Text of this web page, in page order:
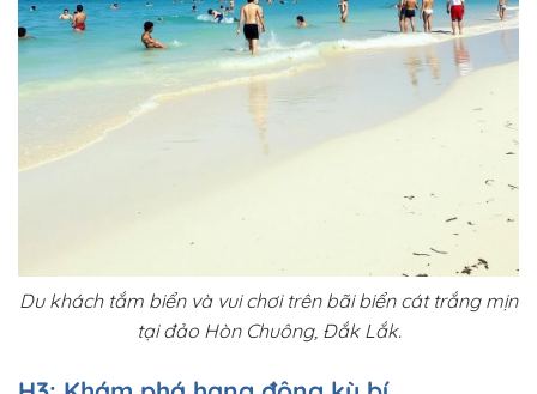
Du khách tắm biển và vui chơi trên bãi biển cát trắng mịn
tại đảo Hòn Chuông, Đắk Lắk.